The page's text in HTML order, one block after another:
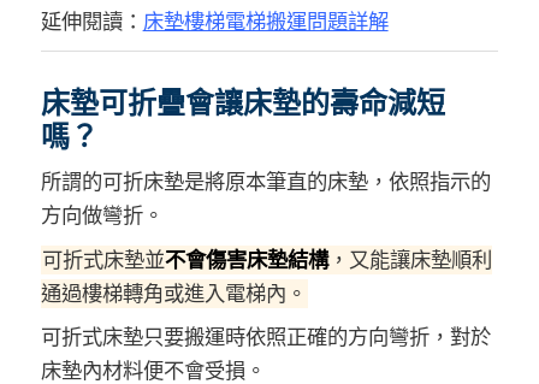
延伸閱讀： 床墊樓梯電梯搬運問題詳解
床墊可折疊會讓床墊的壽命減短
嗎？
所謂的可折床墊是將原本筆直的床墊，依照指示的
方向做彎折。
可折式床墊並不會傷害床墊結構，又能讓床墊順利
通過樓梯轉角或進入電梯內。
可折式床墊只要搬運時依照正確的方向彎折，對於
床墊內材料便不會受損。